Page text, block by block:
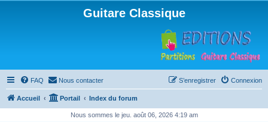
Guitare Classique
FAQ Nous contacter Connexion
S’enregistrer
Accueil Portail Index du forum
Nous sommes le jeu. août 06, 2026 4:19 am